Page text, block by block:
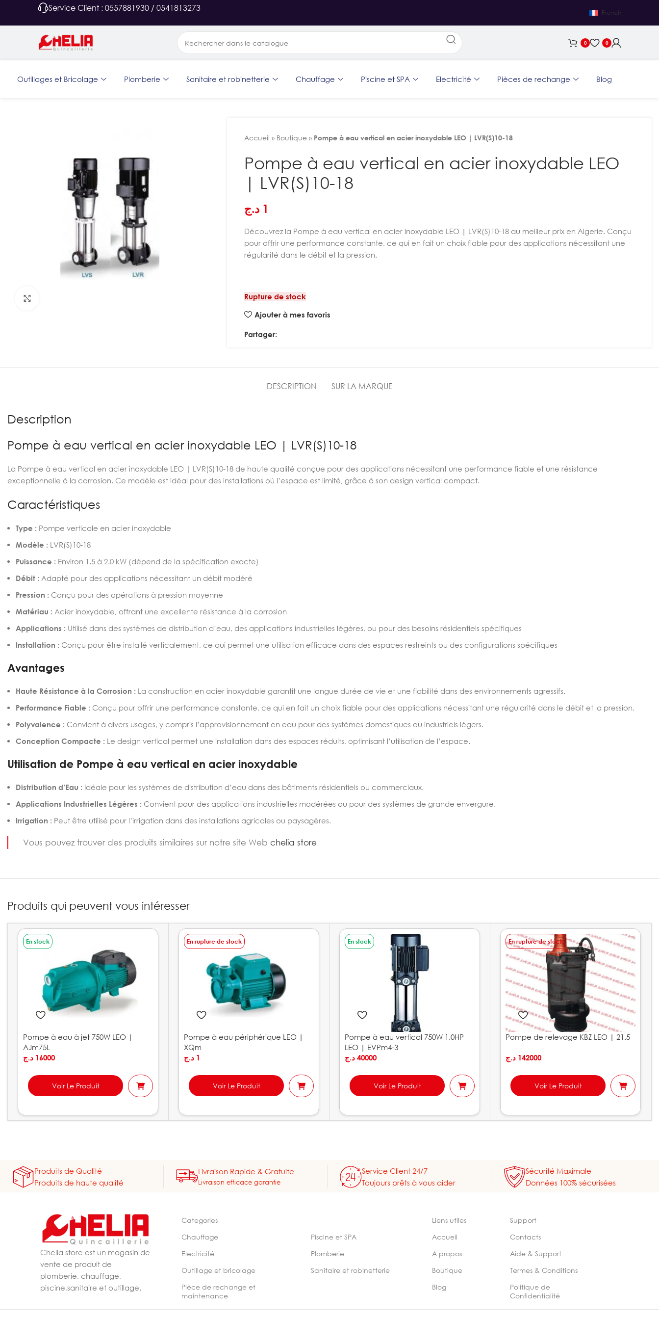
Service Client : 0557881930 / 0541813273 French
0 0
Outillages et Bricolage Plomberie Sanitaire et robinetterie Chauffage Piscine et SPA Electricité Pièces de rechange Blog
Accueil » Boutique » Pompe à eau vertical en acier inoxydable LEO | LVR(S)10-18
Pompe à eau vertical en acier inoxydable LEO
| LVR(S)10-18
1 د.ج
Découvrez la Pompe à eau vertical en acier inoxydable LEO | LVR(S)10-18 au meilleur prix en Algerie. Conçu
pour offrir une performance constante, ce qui en fait un choix fiable pour des applications nécessitant une
régularité dans le débit et la pression.
Rupture de stock
Ajouter à mes favoris
Partager:
DESCRIPTION SUR LA MARQUE
Description
Pompe à eau vertical en acier inoxydable LEO | LVR(S)10-18
La Pompe à eau vertical en acier inoxydable LEO | LVR(S)10-18 de haute qualité conçue pour des applications nécessitant une performance fiable et une résistance
exceptionnelle à la corrosion. Ce modèle est idéal pour des installations où l’espace est limité, grâce à son design vertical compact.
Caractéristiques
Type : Pompe verticale en acier inoxydable
Modèle : LVR(S)10-18
Puissance : Environ 1.5 à 2.0 kW (dépend de la spécification exacte)
Débit : Adapté pour des applications nécessitant un débit modéré
Pression : Conçu pour des opérations à pression moyenne
Matériau : Acier inoxydable, offrant une excellente résistance à la corrosion
Applications : Utilisé dans des systèmes de distribution d’eau, des applications industrielles légères, ou pour des besoins résidentiels spécifiques
Installation : Conçu pour être installé verticalement, ce qui permet une utilisation efficace dans des espaces restreints ou des configurations spécifiques
Avantages
Haute Résistance à la Corrosion : La construction en acier inoxydable garantit une longue durée de vie et une fiabilité dans des environnements agressifs.
Performance Fiable : Conçu pour offrir une performance constante, ce qui en fait un choix fiable pour des applications nécessitant une régularité dans le débit et la pression.
Polyvalence : Convient à divers usages, y compris l’approvisionnement en eau pour des systèmes domestiques ou industriels légers.
Conception Compacte : Le design vertical permet une installation dans des espaces réduits, optimisant l’utilisation de l’espace.
Utilisation de Pompe à eau vertical en acier inoxydable
Distribution d’Eau : Idéale pour les systèmes de distribution d’eau dans des bâtiments résidentiels ou commerciaux.
Applications Industrielles Légères : Convient pour des applications industrielles modérées ou pour des systèmes de grande envergure.
Irrigation : Peut être utilisé pour l’irrigation dans des installations agricoles ou paysagères.
Vous pouvez trouver des produits similaires sur notre site Web chelia store
Produits qui peuvent vous intéresser
En stock
Pompe à eau à jet 750W LEO |
AJm75L
16000 د.ج
Voir Le Produit
En rupture de stock
Pompe à eau périphérique LEO |
XQm
1 د.ج
Voir Le Produit
En stock
Pompe à eau vertical 750W 1.0HP
LEO | EVPm4-3
40000 د.ج
Voir Le Produit
En rupture de stock
Pompe de relevage KBZ LEO | 21.5
142000 د.ج
Voir Le Produit
Produits de Qualité
Produits de haute qualité
Livraison Rapide & Gratuite
Livraison efficace garantie
Service Client 24/7
Toujours prêts à vous aider
Sécurité Maximale
Données 100% sécurisées
Chelia store est un magasin de
vente de produit de
plomberie, chauffage,
piscine,sanitaire et outillage.
Categories
Chauffage
Electricité
Outillage et bricolage
Pièce de rechange et
maintenance
Piscine et SPA
Plomberie
Sanitaire et robinetterie
Liens utiles
Accueil
A propos
Boutique
Blog
Support
Contacts
Aide & Support
Termes & Conditions
Politique de
Confidentialité